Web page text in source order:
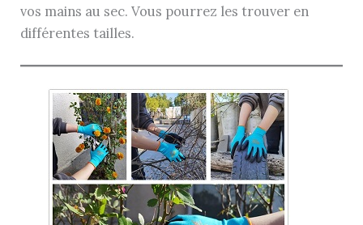
vos mains au sec. Vous pourrez les trouver en
différentes tailles.